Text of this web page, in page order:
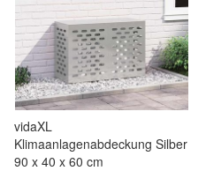
vidaXL
Klimaanlagenabdeckung Silber
90 x 40 x 60 cm